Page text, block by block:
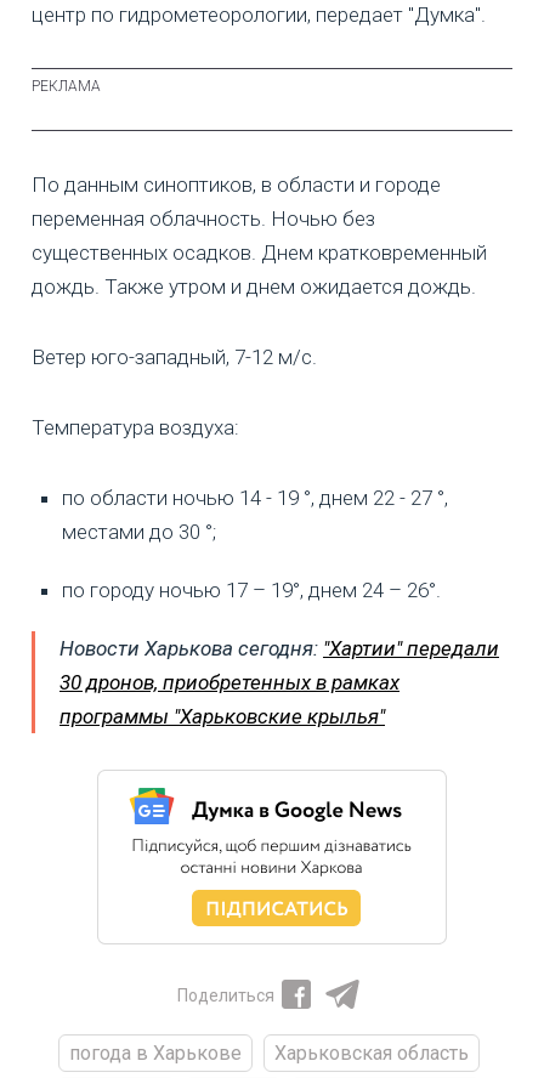
центр по гидрометеорологии, передает "Думка".
По данным синоптиков, в области и городе
переменная облачность. Ночью без
существенных осадков. Днем кратковременный
дождь. Также утром и днем ожидается дождь.
Ветер юго-западный, 7-12 м/с.
Температура воздуха:
по области ночью 14 - 19 °, днем 22 - 27 °,
местами до 30 °;
по городу ночью 17 – 19°, днем 24 – 26°.
Новости Харькова сегодня: "Хартии" передали
30 дронов, приобретенных в рамках
программы "Харьковские крылья"
Поделиться
погода в Харькове
Харьковская область